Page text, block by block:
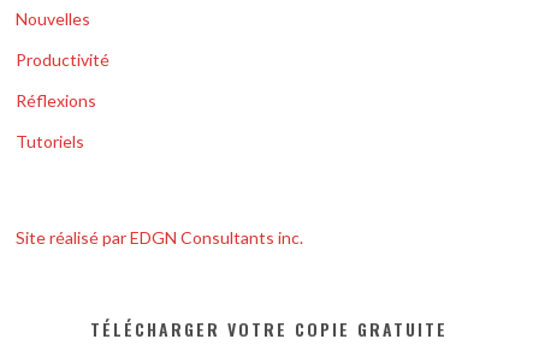
Nouvelles
Productivité
Réflexions
Tutoriels
Site réalisé par EDGN Consultants inc.
TÉLÉCHARGER VOTRE COPIE GRATUITE